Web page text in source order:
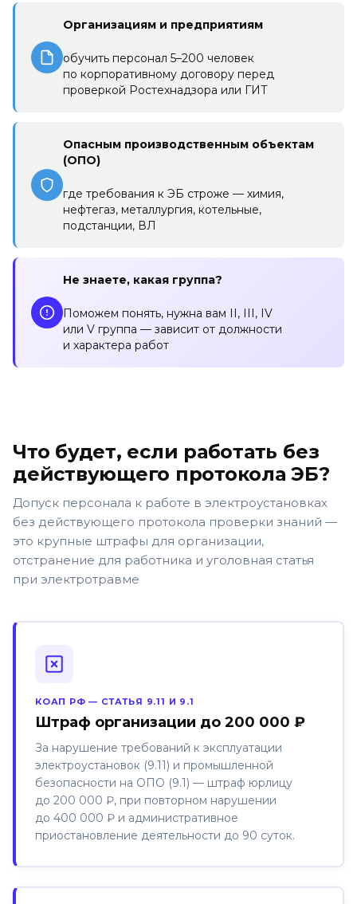
Организациям и предприятиям
обучить персонал 5–200 человек
по корпоративному договору перед
проверкой Ростехнадзора или ГИТ
Опасным производственным объектам
(ОПО)
где требования к ЭБ строже — химия,
нефтегаз, металлургия, котельные,
подстанции, ВЛ
Не знаете, какая группа?
Поможем понять, нужна вам II, III, IV
или V группа — зависит от должности
и характера работ
Что будет, если работать без
действующего протокола ЭБ?
Допуск персонала к работе в электроустановках
без действующего протокола проверки знаний —
это крупные штрафы для организации,
отстранение для работника и уголовная статья
при электротравме
КОАП РФ — СТАТЬЯ 9.11 И 9.1
Штраф организации до 200 000 ₽
За нарушение требований к эксплуатации
электроустановок (9.11) и промышленной
безопасности на ОПО (9.1) — штраф юрлицу
до 200 000 ₽, при повторном нарушении
до 400 000 ₽ и административное
приостановление деятельности до 90 суток.